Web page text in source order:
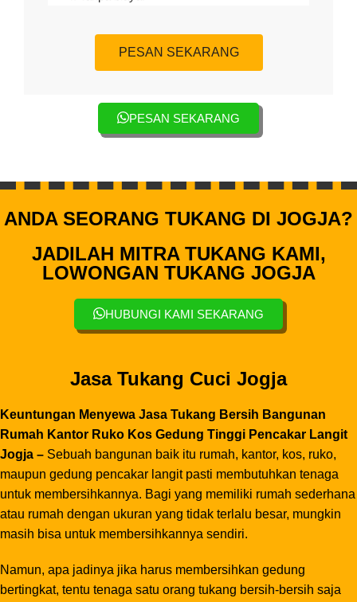
PESAN SEKARANG
PESAN SEKARANG
ANDA SEORANG TUKANG DI JOGJA?
JADILAH MITRA TUKANG KAMI,
LOWONGAN TUKANG JOGJA
HUBUNGI KAMI SEKARANG
Jasa Tukang Cuci Jogja
Keuntungan Menyewa Jasa Tukang Bersih Bangunan
Rumah Kantor Ruko Kos Gedung Tinggi Pencakar Langit
Jogja – Sebuah bangunan baik itu rumah, kantor, kos, ruko,
maupun gedung pencakar langit pasti membutuhkan tenaga
untuk membersihkannya. Bagi yang memiliki rumah sederhana
atau rumah dengan ukuran yang tidak terlalu besar, mungkin
masih bisa untuk membersihkannya sendiri.
Namun, apa jadinya jika harus membersihkan gedung
bertingkat, tentu tenaga satu orang tukang bersih-bersih saja